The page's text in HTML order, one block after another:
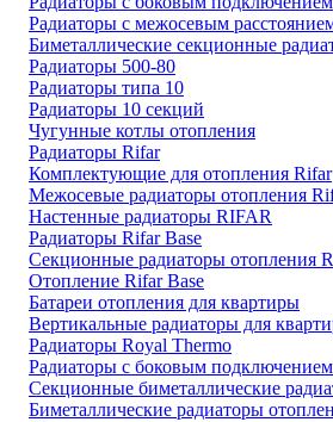
Радиаторы с межосевым
Биметаллические секционные
Радиаторы 500-80
Радиаторы типа 10
Радиаторы 10 секций
Чугунные котлы отопления
Радиаторы Rifar
Комплектующие для отопления Rifar
Межосевые радиаторы отопления
Настенные радиаторы RIFAR
Радиаторы Rifar Base
Секционные радиаторы отопления
Отопление Rifar Base
Батареи отопления для квартиры
Вертикальные радиаторы для
Радиаторы Royal Thermo
Радиаторы с боковым
Секционные биметаллические
Биметаллические радиаторы